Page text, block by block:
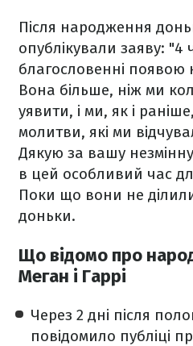
Після народження
опублікували заяву:
благословенні появою
Вона більше, ніж ми
уявити, і ми, як і
молитви, які ми
Дякую за вашу
в цей особливий час
Поки що вони не
доньки.
Що відомо про
Меган і Гаррі
Через 2 дні після
повідомило публіці